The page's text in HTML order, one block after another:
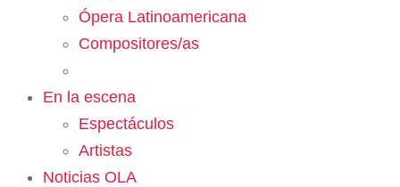
Ópera Latinoamericana
Compositores/as
En la escena
Espectáculos
Artistas
Noticias OLA